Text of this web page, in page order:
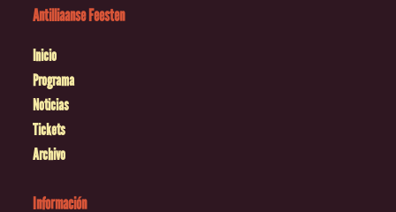
Antilliaanse Feesten
Inicio
Programa
Noticias
Tickets
Archivo
Información